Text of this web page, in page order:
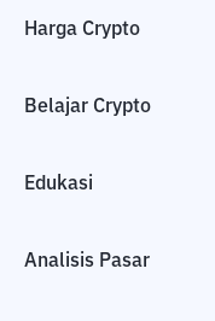
Harga Crypto
Belajar Crypto
Edukasi
Analisis Pasar